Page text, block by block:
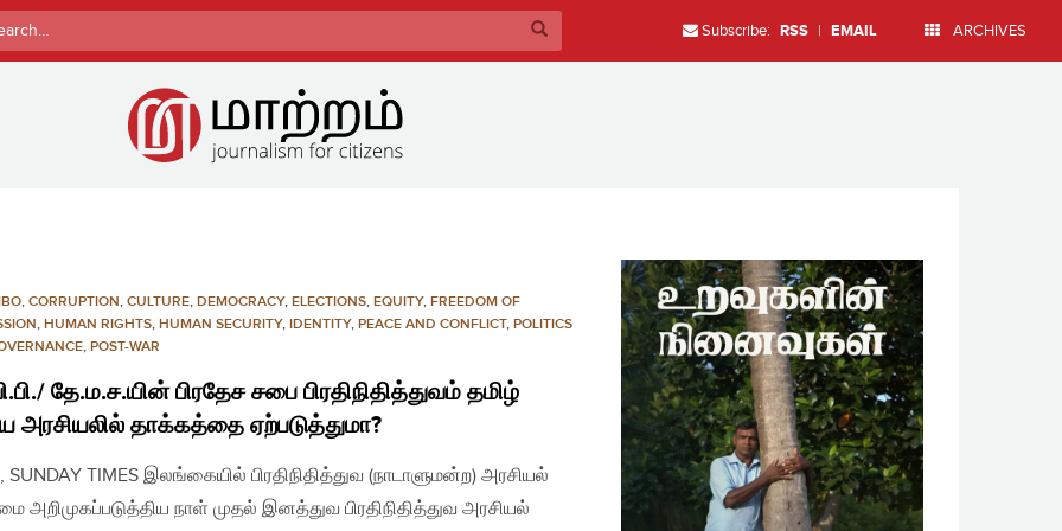
Subscribe: RSS | EMAIL ARCHIVES
, CORRUPTION, CULTURE, DEMOCRACY, ELECTIONS, EQUITY, FREEDOM OF
, HUMAN RIGHTS, HUMAN SECURITY, IDENTITY, PEACE AND CONFLICT, POLITICS
, POST-WAR
தே.ம.ச.யின் பிரதேச சபை பிரதிநிதித்துவம் தமிழ்
அரசியலில் தாக்கத்தை ஏற்படுத்துமா?
SUNDAY TIMES இலங்கையில் பிரதிநிதித்துவ (நாடாளுமன்ற) அரசியல்
அறிமுகப்படுத்திய நாள் முதல் இனத்துவ பிரதிநிதித்துவ அரசியல்